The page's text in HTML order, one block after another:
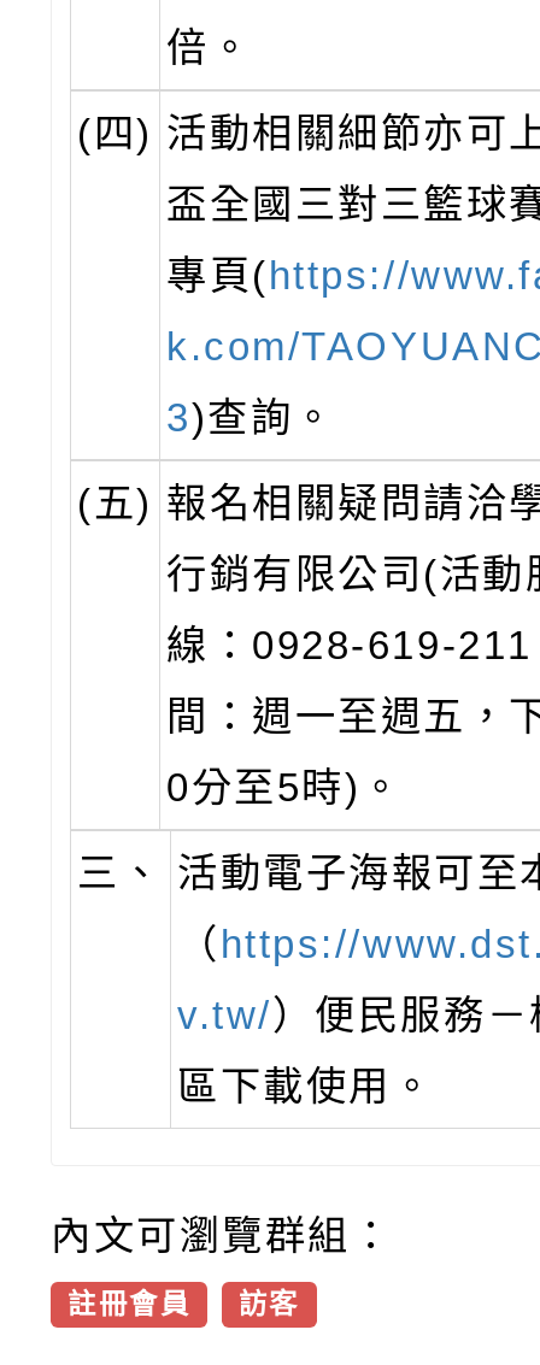
倍。
(四) 活動相關細節亦可
盃全國三對三籃球
專頁(https://
k.com/
3)查詢。
(五) 報名相關疑問請洽
行銷有限公司(活動
線：0928-619-
間：週一至週五，
0分至5時)。
三、
活動電子海報可至
（ https://
v.tw/）便民服務
區下載使用。
內文可瀏覽群組：
註冊會員 訪客